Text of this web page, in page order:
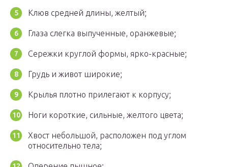
Клюв средней длины, желтый;
Глаза слегка выпученные, оранжевые;
Сережки круглой формы, ярко-красные;
Грудь и живот широкие;
Крылья плотно прилегают к корпусу;
Ноги короткие, сильные, желтого цвета;
Хвост небольшой, расположен под углом
относительно тела;